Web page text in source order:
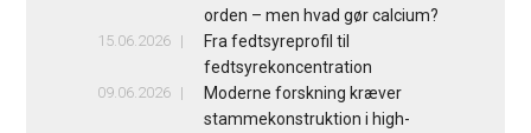
orden – men hvad gør calcium?
15.06.2026
Fra fedtsyreprofil til
fedtsyrekoncentration
09.06.2026
Moderne forskning kræver
stammekonstruktion i high-